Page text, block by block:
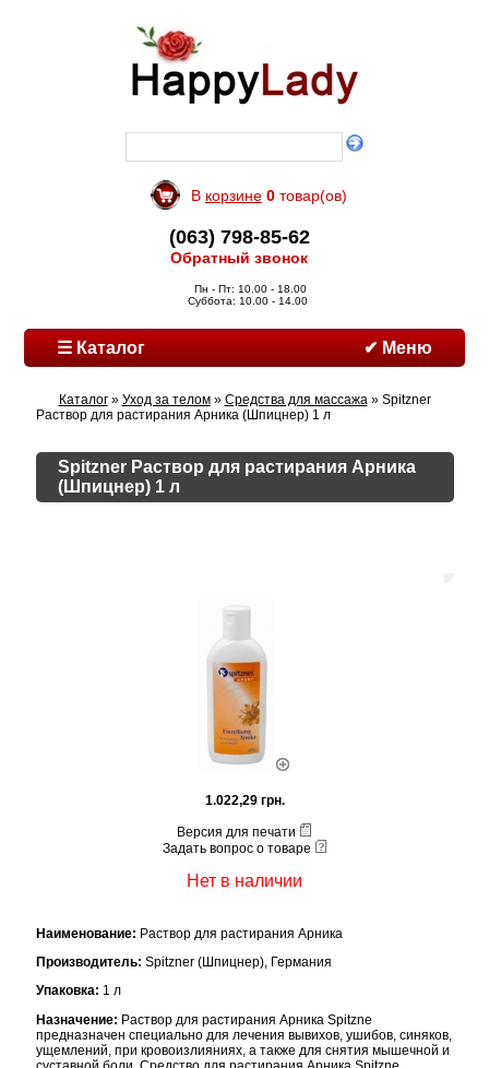
В корзине 0 товар(ов)
(063) 798-85-62
Обратный звонок
Пн - Пт: 10.00 - 18.00
Суббота: 10.00 - 14.00
☰ Каталог ✔ Меню
Каталог» Уход за телом» Средства для массажа» Spitzner
Раствор для растирания Арника (Шпицнер) 1 л
Spitzner Раствор для растирания Арника
(Шпицнер) 1 л
1.022,29 грн.
Версия для печати
Задать вопрос о товаре
Нет в наличии
Наименование: Раствор для растирания Арника
Производитель: Spitzner (Шпицнер), Германия
Упаковка: 1 л
Назначение: Раствор для растирания Арника Spitzne
предназначен специально для лечения вывихов, ушибов, синяков,
ущемлений, при кровоизлияниях, а также для снятия мышечной и